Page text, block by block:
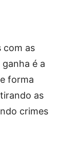
com as
é a
forma
as
crimes